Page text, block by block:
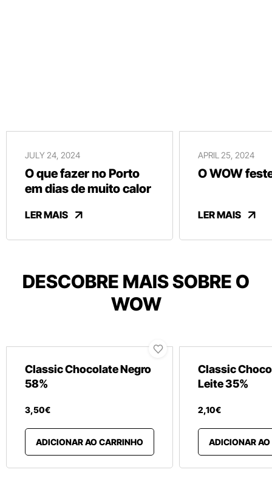
JULY 24, 2024
O que fazer no Porto
em dias de muito calor
LER MAIS
APRIL 25, 2024
O WOW
LER MAIS
DESCOBRE MAIS SOBRE O
WOW
Classic Chocolate Negro
58%
3,50€
ADICIONAR AO CARRINHO
Classic
Leite 35%
2,10€
ADICIONAR